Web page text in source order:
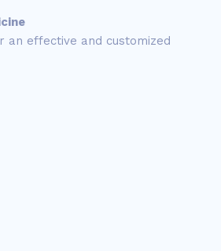
an effective and customized